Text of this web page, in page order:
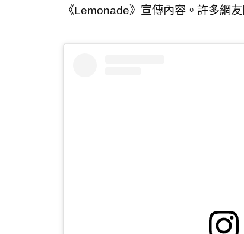
《Lemonade》宣傳內容。許多網